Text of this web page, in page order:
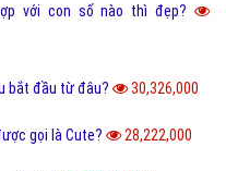
với con số nào thì đẹp?
bắt đầu từ đâu? 30,326,000
gọi là Cute? 28,222,000